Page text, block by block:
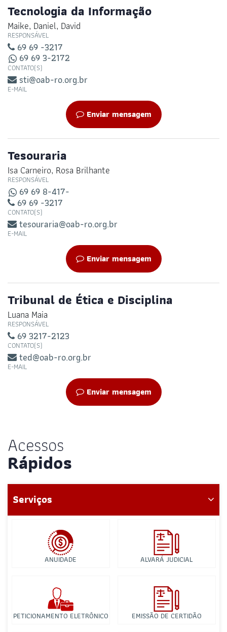
Tecnologia da Informação
Maike, Daniel, David
RESPONSÁVEL
69 69 -3217
69 69 3-2172
CONTATO(S)
sti@oab-ro.org.br
E-MAIL
Enviar mensagem
Tesouraria
Isa Carneiro, Rosa Brilhante
RESPONSÁVEL
69 69 8-417-
69 69 -3217
CONTATO(S)
tesouraria@oab-ro.org.br
E-MAIL
Enviar mensagem
Tribunal de Ética e Disciplina
Luana Maia
RESPONSÁVEL
69 3217-2123
CONTATO(S)
ted@oab-ro.org.br
E-MAIL
Enviar mensagem
Acessos
Rápidos
Serviços
ANUIDADE ALVARÁ JUDICIAL
PETICIONAMENTO ELETRÔNICO EMISSÃO DE CERTIDÃO